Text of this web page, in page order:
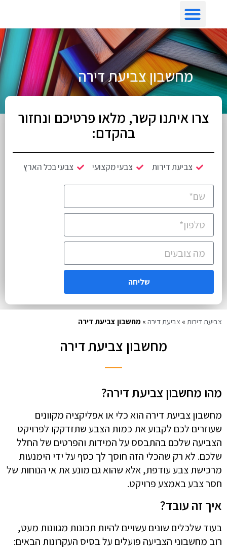
מחשבון צביעת דירה
צרו איתנו קשר, מלאו פרטיכם ונחזור
בהקדם:
צביעת דירות צבעי מקצועי צבעי בכל הארץ
שליחה
צביעת דירות » צביעת דירה » מחשבון צביעת דירה
מחשבון צביעת דירה
מהו מחשבון צביעת דירה?
מחשבון צביעת דירה הוא כלי או אפליקציה מקוונים
שעוזרים לכם לקבוע את כמות הצבע שתזדקקו לפרויקט
הצביעה שלכם בהתבסס על המידות והפרטים של החלל
שלכם. לא רק שהכלי הזה חוסך לך כסף על ידי הימנעות
מרכישת צבע עודפת, אלא שהוא גם מונע את אי הנוחות של
חסר צבע באמצע פרויקט.
איך זה עובד?
בעוד שלכלים שונים עשויים להיות תכונות מגוונות מעט,
רוב מחשבוני הצביעה פועלים על בסיס העקרונות הבאים: